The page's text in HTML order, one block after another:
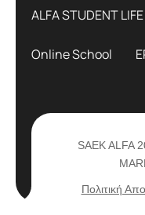
ALFA STUDENT LIFE
Online School
SAEK ALFA
Πολιτική